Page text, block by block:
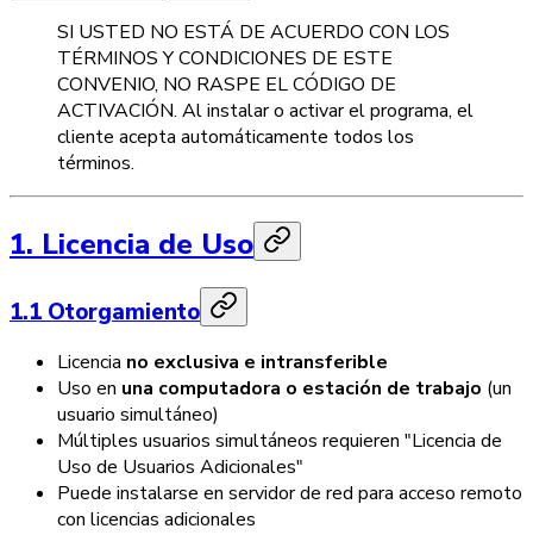
SI USTED NO ESTÁ DE ACUERDO CON LOS
TÉRMINOS Y CONDICIONES DE ESTE
CONVENIO, NO RASPE EL CÓDIGO DE
ACTIVACIÓN. Al instalar o activar el programa, el
cliente acepta automáticamente todos los
términos.
1. Licencia de Uso
1.1 Otorgamiento
Licencia no exclusiva e intransferible
Uso en una computadora o estación de trabajo (un
usuario simultáneo)
Múltiples usuarios simultáneos requieren "Licencia de
Uso de Usuarios Adicionales"
Puede instalarse en servidor de red para acceso remoto
con licencias adicionales